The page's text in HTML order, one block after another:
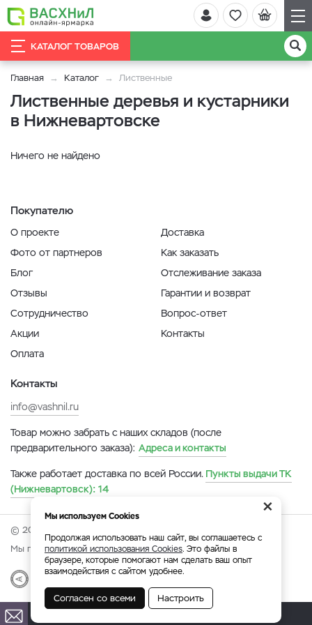
КАТАЛОГ ТОВАРОВ
Главная Каталог Лиственные
Лиственные деревья и кустарники
в Нижневартовске
Ничего не найдено
Покупателю
О проекте
Фото от партнеров
Блог
Отзывы
Сотрудничество
Акции
Оплата
Доставка
Как заказать
Отслеживание заказа
Гарантии и возврат
Вопрос-ответ
Контакты
Контакты
info@vashnil.ru
Товар можно забрать с наших складов (после
предварительного заказа): Адреса и контакты
Также работает доставка по всей России. Пункты выдачи ТК
(Нижневартовск): 14
© 2026 Онлайн-ярмарка ВАСХНиЛ.
Мы принимаем:
Разработка Веб-аналитика
×
Мы используем Cookies
Продолжая использовать наш сайт, вы соглашаетесь с
политикой использования Cookies. Это файлы в
браузере, которые помогают нам сделать ваш опыт
взаимодействия с сайтом удобнее.
Согласен со всеми Настроить